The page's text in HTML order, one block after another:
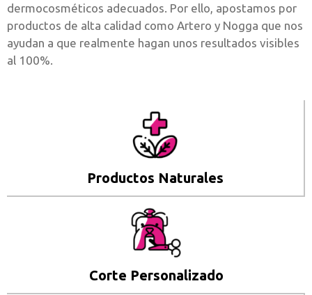
dermocosméticos adecuados. Por ello, apostamos por
productos de alta calidad como Artero y Nogga que nos
ayudan a que realmente hagan unos resultados visibles
al 100%.
Productos Naturales
Corte Personalizado